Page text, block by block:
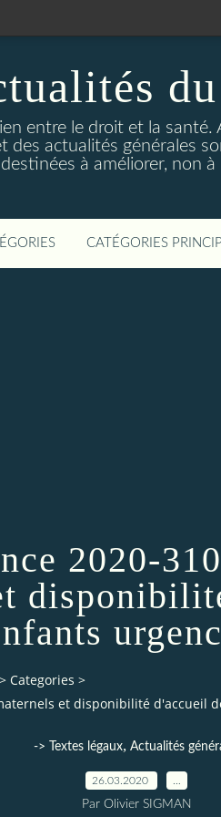
entre le droit et la
des actualités générales
à améliorer, non
CATÉGORIES
2020-
> Categories >
et disponibilité d'accueil
-> Textes légaux, Actualités
26.03.2020
Par Olivier SIGMAN